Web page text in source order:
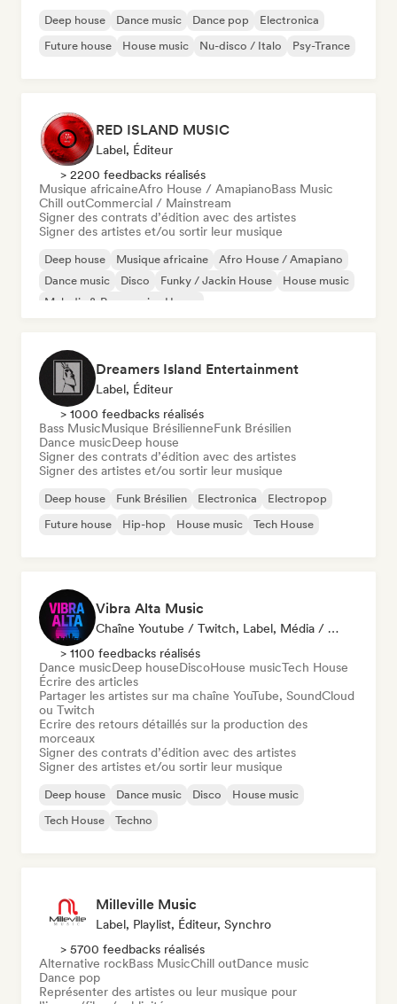
Deep house Dance music Dance pop
Electronica
Future house
House music Nu-disco / Italo Psy-Trance
RED ISLAND MUSIC
Label, Éditeur
> 2200 feedbacks réalisés
Musique africaineAfro House / AmapianoBass Music
Chill outCommercial / Mainstream
Signer des contrats d’édition avec des artistes
Signer des artistes et/ou sortir leur musique
Deep house Musique africaine
Afro House / Amapiano
Dance music
Disco Funky / Jackin House
House music
Melodic & Progressive House
Dreamers Island Entertainment
Label, Éditeur
> 1000 feedbacks réalisés
Bass MusicMusique BrésilienneFunk Brésilien
Dance musicDeep house
Signer des contrats d’édition avec des artistes
Signer des artistes et/ou sortir leur musique
Deep house Funk Brésilien Electronica
Electropop
Future house
Hip-hop House music Tech House
Vibra Alta Music
Chaîne Youtube / Twitch, Label, Média / Journaliste, Éditeur, Spécialiste Son
> 1100 feedbacks réalisés
Dance musicDeep houseDiscoHouse musicTech House
Écrire des articles
Partager les artistes sur ma chaîne YouTube, SoundCloud
ou Twitch
Ecrire des retours détaillés sur la production des
morceaux
Signer des contrats d’édition avec des artistes
Signer des artistes et/ou sortir leur musique
Deep house Dance music Disco
House music
Tech House
Techno
Milleville Music
Label, Playlist, Éditeur, Synchro
> 5700 feedbacks réalisés
Alternative rockBass MusicChill outDance music
Dance pop
Représenter des artistes ou leur musique pour